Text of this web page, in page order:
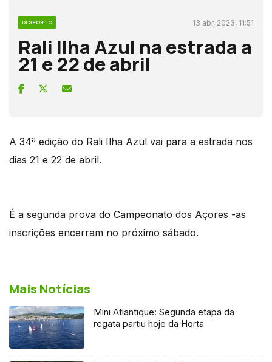
DESPORTO 13 abr, 2023, 11:51
Rali Ilha Azul na estrada a
21 e 22 de abril
A 34ª edição do Rali Ilha Azul vai para a estrada nos
dias 21 e 22 de abril.
É a segunda prova do Campeonato dos Açores -as
inscrições encerram no próximo sábado.
Mais Notícias
Mini Atlantique: Segunda etapa da
regata partiu hoje da Horta